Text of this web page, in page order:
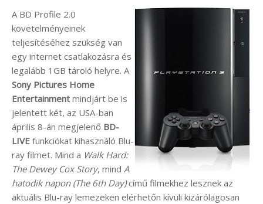
A BD Profile 2.0
követelményeinek
teljesítéséhez szükség van
egy internet csatlakozásra és
legalább 1GB tároló helyre. A
Sony Pictures Home
Entertainment mindjárt be is
jelentett két, az USA-ban
április 8-án megjelenő BD-
LIVE funkciókat kihasználó Blu-
ray filmet. Mind a Walk Hard:
The Dewey Cox Story, mind A
hatodik napon (The 6th Day)című filmekhez lesznek az
aktuális Blu-ray lemezeken elérhetőn kívüli kizárólagosan